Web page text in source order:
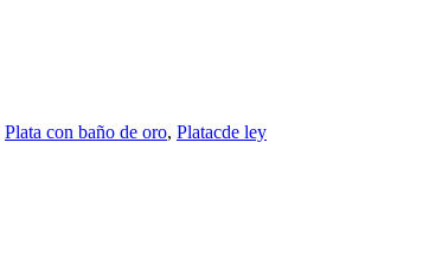
Plata con baño de oro, Platacde ley